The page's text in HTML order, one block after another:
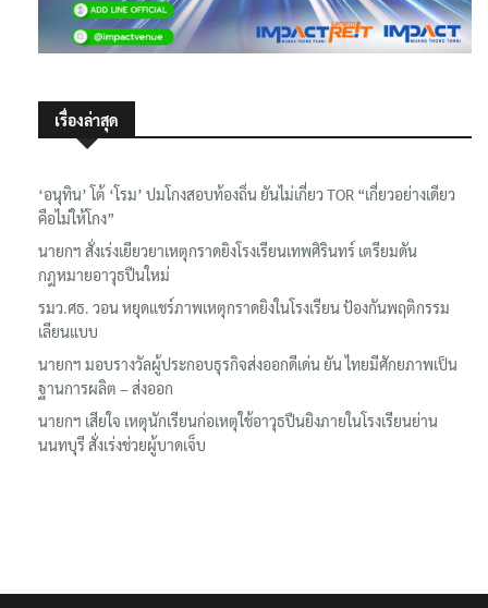
เรื่องล่าสุด
‘อนุทิน’ โต้ ‘โรม’ ปมโกงสอบท้องถิ่น ยันไม่เกี่ยว TOR “เกี่ยวอย่างเดียว
คือไม่ให้โกง”
นายกฯ สั่งเร่งเยียวยาเหตุกราดยิงโรงเรียนเทพศิรินทร์ เตรียมดัน
กฎหมายอาวุธปืนใหม่
รมว.ศธ. วอน หยุดแชร์ภาพเหตุกราดยิงในโรงเรียน ป้องกันพฤติกรรม
เลียนแบบ
นายกฯ มอบรางวัลผู้ประกอบธุรกิจส่งออกดีเด่น ยัน ไทยมีศักยภาพเป็น
ฐานการผลิต – ส่งออก
นายกฯ เสียใจ เหตุนักเรียนก่อเหตุใช้อาวุธปืนยิงภายในโรงเรียนย่าน
นนทบุรี สั่งเร่งช่วยผู้บาดเจ็บ